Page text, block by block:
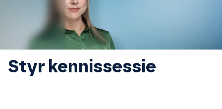
Styr kennissessie